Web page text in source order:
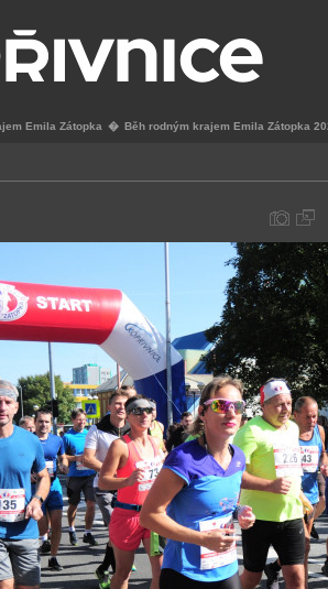
Emila Zátopka � Běh rodným krajem Emila Zátopka